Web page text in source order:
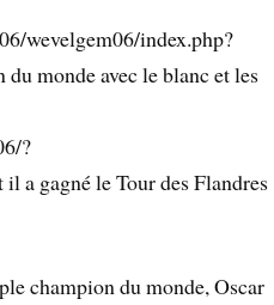
wevelgem06/index.php?
monde avec le blanc et les
?
a gagné le Tour des Flandres
champion du monde, Oscar